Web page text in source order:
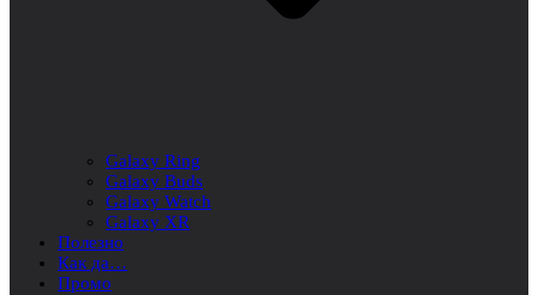
Galaxy Ring
Galaxy Buds
Galaxy Watch
Galaxy XR
Полезно
Как да…
Промо